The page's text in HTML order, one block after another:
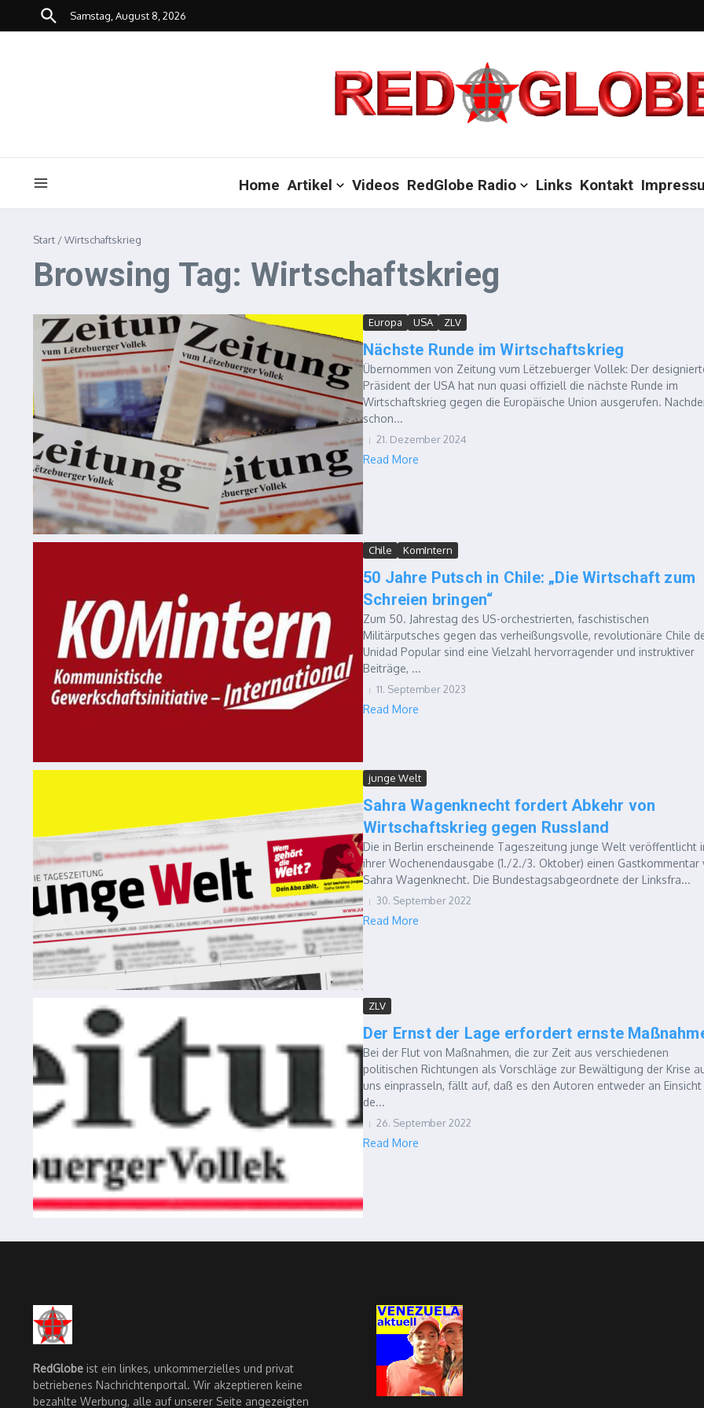
Zum Inhalt springen
Samstag, August 8, 2026
Home Artikel Videos RedGlobe Radio Links Kontakt
Start /Wirtschaftskrieg
Browsing Tag: Wirtschaftskrieg
Europa USA ZLV
Nächste Runde im Wirtschaftskrieg
Übernommen von Zeitung vum Lëtzebuerger Vollek: Der
Präsident der USA hat nun quasi offiziell die nächste Runde im
Wirtschaftskrieg gegen die Europäische Union ausgerufen.
schon...
21. Dezember 2024
Read More
Chile KomIntern
50 Jahre Putsch in Chile: „Die Wirtschaft zum
Schreien bringen“
Zum 50. Jahrestag des US-orchestrierten, faschistischen
Militärputsches gegen das verheißungsvolle, revolutionäre Chile
Unidad Popular sind eine Vielzahl hervorragender und instruktiver
Beiträge, ...
11. September 2023
Read More
junge Welt
Sa­hra Wagenknecht fordert Abke­hr von
Wirtschaftskr­ieg gegen Russland
Die in Berlin ers­cheinende Tageszeitu­ng junge Welt veröff­entlicht
ihrer Wo­chenendausgabe (1./2­./3. Oktober) einen Gastkommentar
Sa­hra Wagenknecht. Die Bundestagsabg­eordnete der Linksfr­a...
30. September 2022
Read More
ZLV
Der Ernst der Lage erfordert ernste
Bei der Flut von Maßnahmen, die zur Zeit aus verschiedenen
politischen Richtungen als Vorschläge zur Bewältigung der Krise
uns einprasseln, fällt auf, daß es den Autoren entweder an Einsicht
de...
26. September 2022
Read More
RedGlobe ist ein linkes, unkommerzielles und privat
betriebenes Nachrichtenportal. Wir akzeptieren keine
bezahlte Werbung, alle auf unserer Seite angezeigten